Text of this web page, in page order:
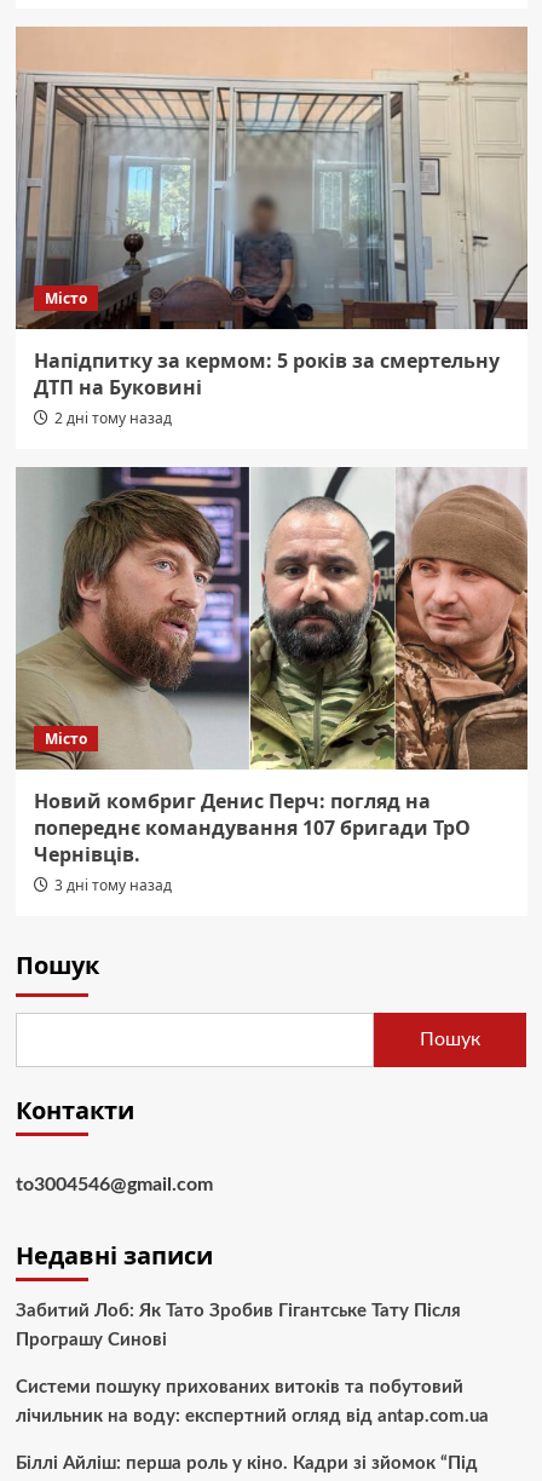
Місто
Напідпитку за кермом: 5 років за смертельну
ДТП на Буковині
2 дні тому назад
Місто
Новий комбриг Денис Перч: погляд на
попереднє командування 107 бригади ТрО
Чернівців.
3 дні тому назад
Пошук
Пошук
Контакти
to3004546@gmail.com
Недавні записи
Забитий Лоб: Як Тато Зробив Гігантське Тату Після
Програшу Синові
Системи пошуку прихованих витоків та побутовий
лічильник на воду: експертний огляд від antap.com.ua
Біллі Айліш: перша роль у кіно. Кадри зі зйомок “Під